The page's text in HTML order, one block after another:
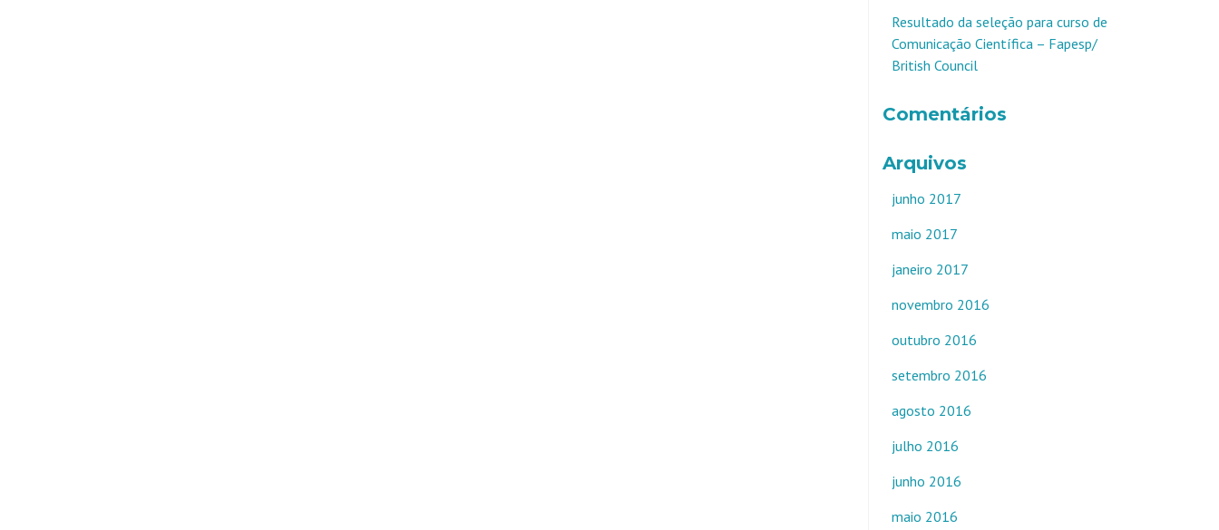
Resultado da seleção para curso de
Comunicação Científica – Fapesp/
British Council
Comentários
Arquivos
junho 2017
maio 2017
janeiro 2017
novembro 2016
outubro 2016
setembro 2016
agosto 2016
julho 2016
junho 2016
maio 2016